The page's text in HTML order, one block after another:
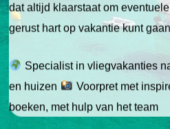
dat altijd klaarstaat om
gerust hart op vakantie kunt
Specialist in vliegvakanties
en huizen
Voorpret met
boeken, met hulp van het team